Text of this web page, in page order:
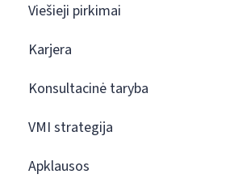
Viešieji pirkimai
Karjera
Konsultacinė taryba
VMI strategija
Apklausos